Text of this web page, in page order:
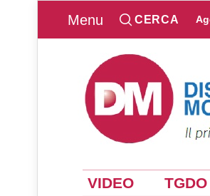
Menu CERCA
VIDEO TGDO